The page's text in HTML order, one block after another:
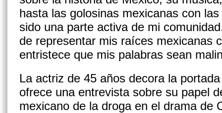
hasta las golosinas mexicanas con
sido una parte activa de mi
de representar mis raíces mexicanas
entristece que mis palabras sean
La actriz de 45 años decora la
ofrece una entrevista sobre su papel
mexicano de la droga en el drama de